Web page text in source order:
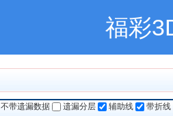
福彩
不带遗漏数据 遗漏分层 辅助线 带折线